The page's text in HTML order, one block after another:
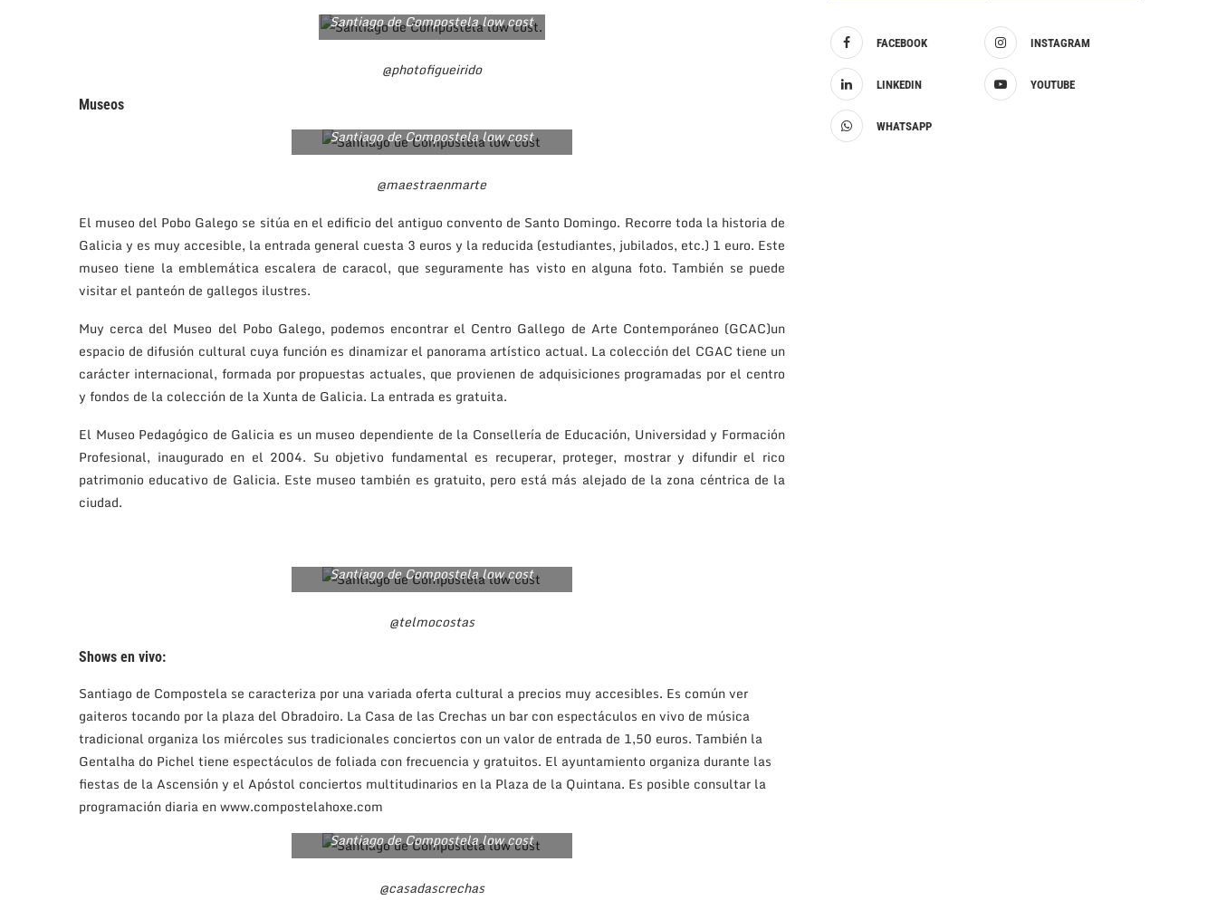
Santiago de Compostela low cost
@photofigueirido
Museos
Santiago de Compostela low cost
@maestraenmarte
El museo del Pobo Galego se sitúa en el edificio del antiguo convento de Santo Domingo. Recorre toda la historia de
Galicia y es muy accesible, la entrada general cuesta 3 euros y la reducida (estudiantes, jubilados, etc.) 1 euro. Este
museo tiene la emblemática escalera de caracol, que seguramente has visto en alguna foto. También se puede
visitar el panteón de gallegos ilustres.
Muy cerca del Museo del Pobo Galego, podemos encontrar el Centro Gallego de Arte Contemporáneo (GCAC)un
espacio de difusión cultural cuya función es dinamizar el panorama artístico actual. La colección del CGAC tiene un
carácter internacional, formada por propuestas actuales, que provienen de adquisiciones programadas por el centro
y fondos de la colección de la Xunta de Galicia. La entrada es gratuita.
El Museo Pedagógico de Galicia es un museo dependiente de la Consellería de Educación, Universidad y Formación
Profesional, inaugurado en el 2004. Su objetivo fundamental es recuperar, proteger, mostrar y difundir el rico
patrimonio educativo de Galicia. Este museo también es gratuito, pero está más alejado de la zona céntrica de la
ciudad.
Santiago de Compostela low cost
@telmocostas
Shows en vivo:
Santiago de Compostela se caracteriza por una variada oferta cultural a precios muy accesibles. Es común ver
gaiteros tocando por la plaza del Obradoiro. La Casa de las Crechas un bar con espectáculos en vivo de música
tradicional organiza los miércoles sus tradicionales conciertos con un valor de entrada de 1,50 euros. También la
Gentalha do Pichel tiene espectáculos de foliada con frecuencia y gratuitos. El ayuntamiento organiza durante las
fiestas de la Ascensión y el Apóstol conciertos multitudinarios en la Plaza de la Quintana. Es posible consultar la
programación diaria en www.compostelahoxe.com
Santiago de Compostela low cost
@casadascrechas
FACEBOOK INSTAGRAM
LINKEDIN YOUTUBE
WHATSAPP